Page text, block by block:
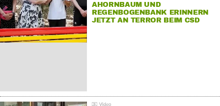
AHORNBAUM UND
REGENBOGENBANK ERINNERN
JETZT AN TERROR BEIM CSD